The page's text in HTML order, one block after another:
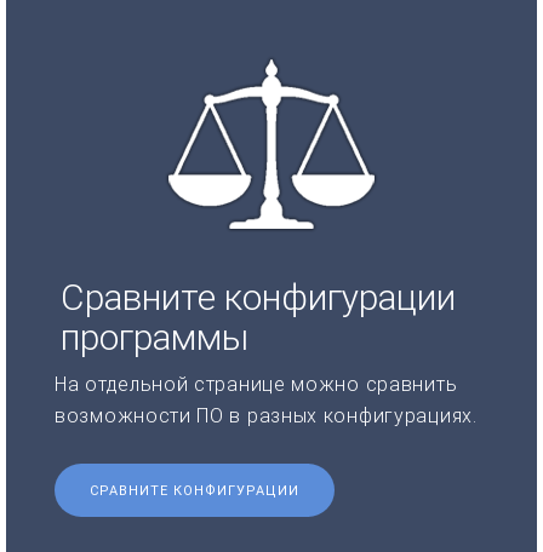
Сравните конфигурации
программы
На отдельной странице можно сравнить
возможности ПО в разных конфигурациях.
СРАВНИТЕ КОНФИГУРАЦИИ